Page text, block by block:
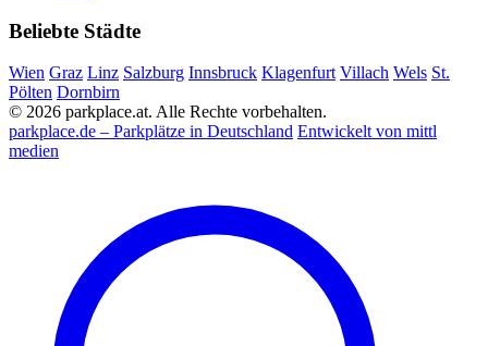
Beliebte Städte
Wien Graz Linz Salzburg Innsbruck Klagenfurt Villach Wels St.
Pölten Dornbirn
© 2026 parkplace.at. Alle Rechte vorbehalten.
parkplace.de – Parkplätze in Deutschland Entwickelt von mittl
medien